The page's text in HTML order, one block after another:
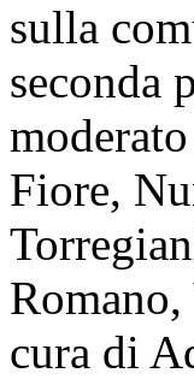
sulla
seconda
Fiore,
cura di